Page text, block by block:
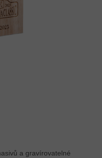
a gravírovatelné